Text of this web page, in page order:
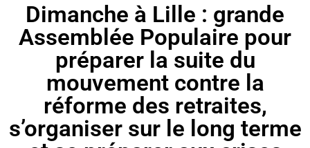
Dimanche à Lille : grande
Assemblée Populaire pour
préparer la suite du
mouvement contre la
réforme des retraites,
s’organiser sur le long terme